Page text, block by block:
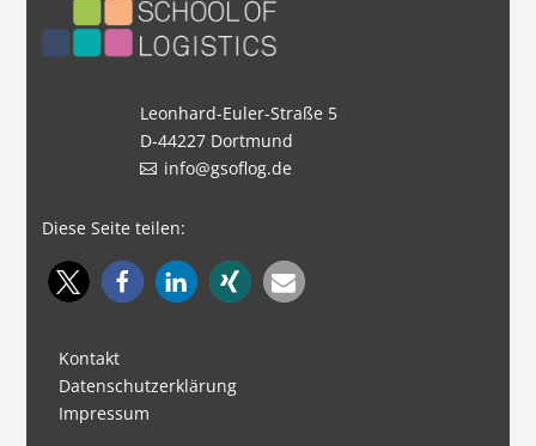
Leonhard-Euler-Straße 5
D-44227 Dortmund
info@gsoflog.de
Diese Seite teilen:
Kontakt
Datenschutzerklärung
Impressum